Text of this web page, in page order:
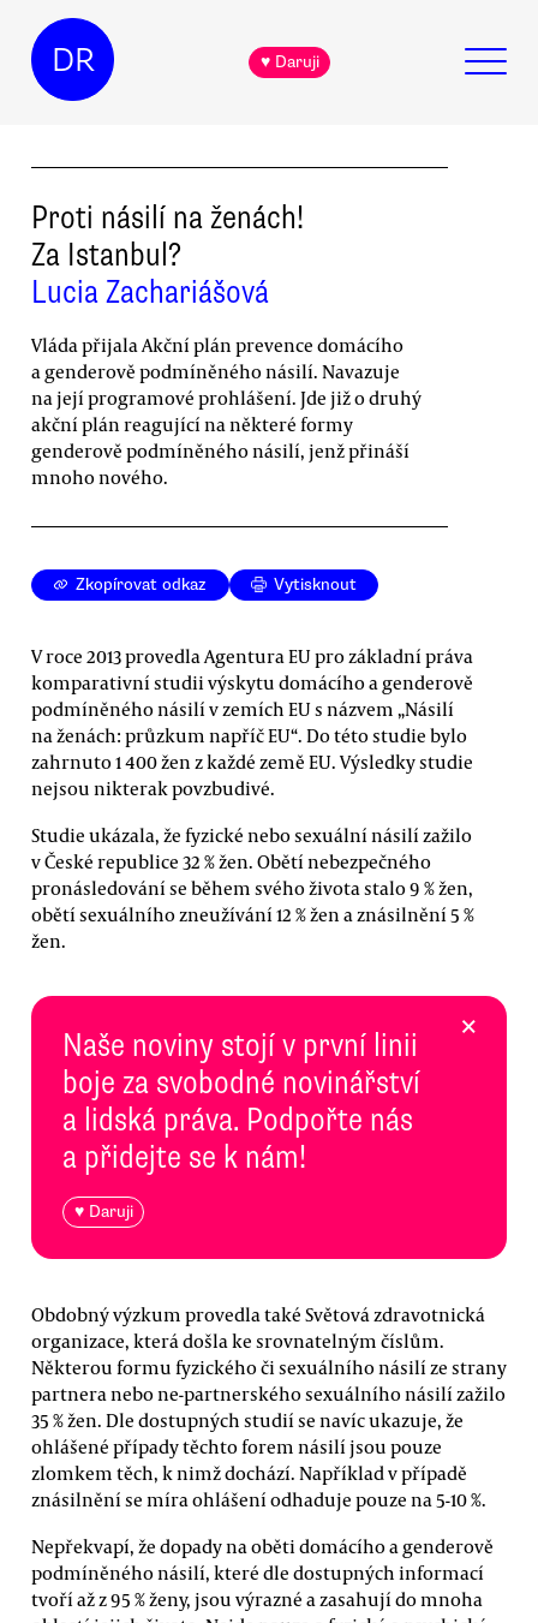
DR ♥ Daruji
Proti násilí na ženách!
Za Istanbul?
Lucia Zachariášová
Vláda přijala Akční plán prevence domácího
a genderově podmíněného násilí. Navazuje
na její programové prohlášení. Jde již o druhý
akční plán reagující na některé formy
genderově podmíněného násilí, jenž přináší
mnoho nového.
Zkopírovat odkaz Vytisknout
V roce 2013 provedla Agentura EU pro základní práva
komparativní studii výskytu domácího a genderově
podmíněného násilí v zemích EU s názvem „Násilí
na ženách: průzkum napříč EU“. Do této studie bylo
zahrnuto 1 400 žen z každé země EU. Výsledky studie
nejsou nikterak povzbudivé.
Studie ukázala, že fyzické nebo sexuální násilí zažilo
v České republice 32 % žen. Obětí nebezpečného
pronásledování se během svého života stalo 9 % žen,
obětí sexuálního zneužívání 12 % žen a znásilnění 5 %
žen.
Naše noviny stojí v první linii
boje za svobodné novinářství
a lidská práva. Podpořte nás
a přidejte se k nám!
♥ Daruji
×
Obdobný výzkum provedla také Světová zdravotnická
organizace, která došla ke srovnatelným číslům.
Některou formu fyzického či sexuálního násilí ze strany
partnera nebo ne-partnerského sexuálního násilí zažilo
35 % žen. Dle dostupných studií se navíc ukazuje, že
ohlášené případy těchto forem násilí jsou pouze
zlomkem těch, k nimž dochází. Například v případě
znásilnění se míra ohlášení odhaduje pouze na 5-10 %.
Nepřekvapí, že dopady na oběti domácího a genderově
podmíněného násilí, které dle dostupných informací
tvoří až z 95 % ženy, jsou výrazné a zasahují do mnoha